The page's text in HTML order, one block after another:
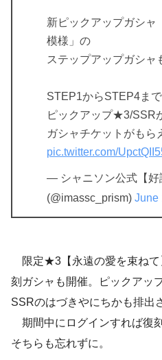
新ピックアップガシャ
模様」の
ステップアップガシャ
STEP1からSTEP4まで
ピックアップ★3/SSR
ガシャチケットがもら
pic.twitter.com/
— シャニソン公式【好
(@imassc_prism) June
限定★3【永遠の愛を束ねて
刻ガシャも開催。ピックアッ
SSRのはづきやにちかも排出
期間中にログインすれば復
そちらも忘れずに。